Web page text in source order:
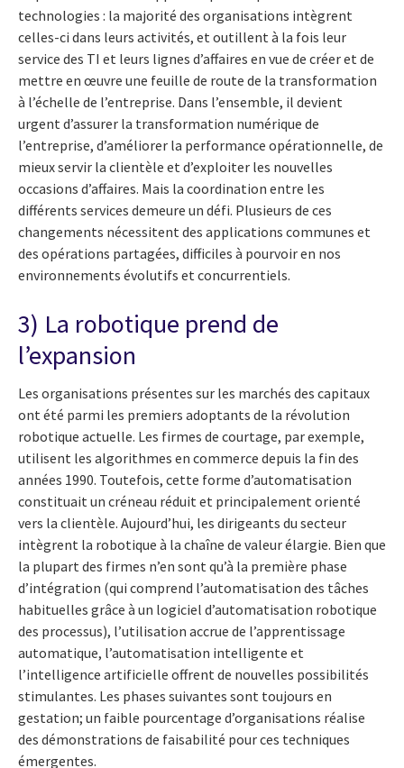
technologies : la majorité des organisations intègrent
celles-ci dans leurs activités, et outillent à la fois leur
service des TI et leurs lignes d’affaires en vue de créer et de
mettre en œuvre une feuille de route de la transformation
à l’échelle de l’entreprise. Dans l’ensemble, il devient
urgent d’assurer la transformation numérique de
l’entreprise, d’améliorer la performance opérationnelle, de
mieux servir la clientèle et d’exploiter les nouvelles
occasions d’affaires. Mais la coordination entre les
différents services demeure un défi. Plusieurs de ces
changements nécessitent des applications communes et
des opérations partagées, difficiles à pourvoir en nos
environnements évolutifs et concurrentiels.
3) La robotique prend de
l’expansion
Les organisations présentes sur les marchés des capitaux
ont été parmi les premiers adoptants de la révolution
robotique actuelle. Les firmes de courtage, par exemple,
utilisent les algorithmes en commerce depuis la fin des
années 1990. Toutefois, cette forme d’automatisation
constituait un créneau réduit et principalement orienté
vers la clientèle. Aujourd’hui, les dirigeants du secteur
intègrent la robotique à la chaîne de valeur élargie. Bien que
la plupart des firmes n’en sont qu’à la première phase
d’intégration (qui comprend l’automatisation des tâches
habituelles grâce à un logiciel d’automatisation robotique
des processus), l’utilisation accrue de l’apprentissage
automatique, l’automatisation intelligente et
l’intelligence artificielle offrent de nouvelles possibilités
stimulantes. Les phases suivantes sont toujours en
gestation; un faible pourcentage d’organisations réalise
des démonstrations de faisabilité pour ces techniques
émergentes.